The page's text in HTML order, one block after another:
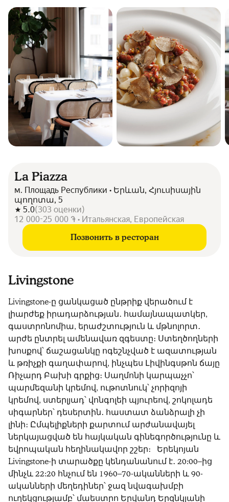
La Piazza
м. Площадь Республики • Երևան, Հյուսիսային
պողոտա, 5
5.0(303 оценки)
12 000-25 000 ֏ • Итальянская, Европейская
Позвонить в ресторан
Livingstone
Livingstone-ը ցանկացած ընթրիք վերածում է
լիարժեք իրադարձության․ համայնապատկեր,
գաստրոնոմիա, երաժշտություն և մթնոլորտ․
արժե ընտրել ամենավառ զգեստը։ Ստեղծողների
խոսքով՝ ճաշացանկը ոգեշնչված է ազատության
և թռիչքի գաղափարով, ինչպես Լիվինգսթոն ճայը
Ռիչարդ Բախի գրքից։ Սաղմոնի կարպաչչո՝
պարմեզանի կրեմով, ութոտնուկ՝ չորիզոյի
կրեմով, ստերլյադ՝ վոնգոլեի պյուրեով, շոկոլադե
սիգարներ՝ դեսերտին․ հաստատ ձանձրալի չի
լինի։ Ըմպելիքների քարտում արժանավայել
ներկայացված են հայկական գինեգործությունը և
եվրոպական հեղինակավոր շշեր։ Երեկոյան
Livingstone-ի տարածքը կենդանանում է․ 20:00–ից
մինչև 22:20 հնչում են 1960–70-ականների և 90-
ականների մեղեդիներ՝ ջազ նվագախմբի
ուղեկցությամբ՝ մաեստրո Երվանդ Երզնկյանի